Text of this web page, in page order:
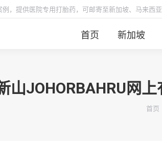
，提供医院专用打胎药，可邮寄至新加坡、马来西
首页 新加坡
山JOHORBAHRU网
你
首页